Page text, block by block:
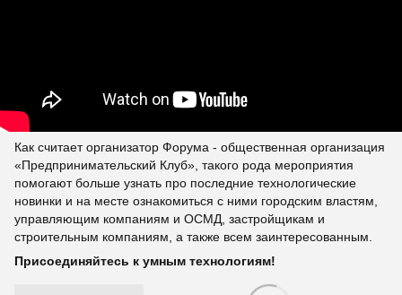
Как считает организатор Форума - общественная организация
«Предпринимательский Клуб», такого рода мероприятия
помогают больше узнать про последние технологические
новинки и на месте ознакомиться с ними городским властям,
управляющим компаниям и ОСМД, застройщикам и
строительным компаниям, а также всем заинтересованным.
Присоединяйтесь к умным технологиям!